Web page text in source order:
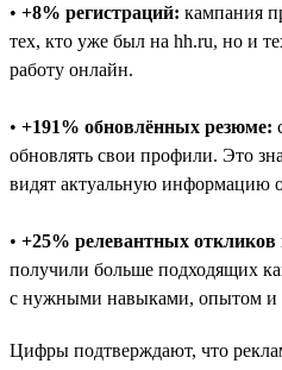
• +8% регистраций: кампания
тех, кто уже был на hh.ru, но и
работу онлайн.
• +191% обновлённых резюме:
обновлять свои профили. Это
видят актуальную информацию
• +25% релевантных откликов
получили больше подходящих
с нужными навыками, опытом и
Цифры подтверждают, что